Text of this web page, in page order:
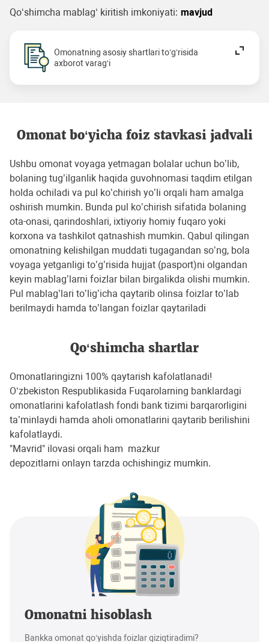
Qo‘shimcha mablag‘ kiritish imkoniyati: mavjud
Omonatning asosiy shartlari to‘g‘risida
axborot varag‘i
Omonat bo‘yicha foiz stavkasi jadvali
Ushbu omonat voyaga yetmagan bolalar uchun boʼlib,
bolaning tugʼilganlik haqida guvohnomasi taqdim etilgan
holda ochiladi va pul koʼchirish yoʼli orqali ham amalga
oshirish mumkin. Bunda pul koʼchirish sifatida bolaning
ota-onasi, qarindoshlari, ixtiyoriy homiy fuqaro yoki
korxona va tashkilot qatnashish mumkin. Qabul qilingan
omonatning kelishilgan muddati tugagandan soʼng, bola
voyaga yetganligi toʼgʼrisida hujjat (pasport)ni olgandan
keyin mablagʼlarni foizlar bilan birgalikda olishi mumkin.
Pul mablagʼlari toʼligʼicha qaytarib olinsa foizlar toʼlab
berilmaydi hamda toʼlangan foizlar qaytariladi
Qo‘shimcha shartlar
Omonatlaringizni 100% qaytarish kafolatlanadi!
O‘zbekiston Respublikasida Fuqarolarning banklardagi
omonatlarini kafolatlash fondi bank tizimi barqarorligini
ta’minlaydi hamda aholi omonatlarini qaytarib berilishini
kafolatlaydi.
"Мavrid" ilovasi orqali ham mazkur
depozitlarni onlayn tarzda ochishingiz mumkin.
Omonatni hisoblash
Bankka omonat qo‘yishda foizlar qiziqtiradimi?